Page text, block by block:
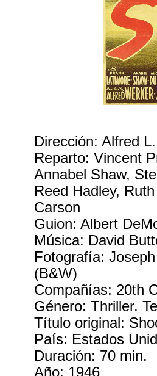
Dirección: Alfred
Reparto: Vincent
Annabel Shaw,
Reed Hadley,
Carson
Guion: Albert
Música: David
Fotografía:
(B&W)
Compañías: 20th
Género: Thriller.
Título original:
País: Estados
Duración: 70 min.
Año: 1946